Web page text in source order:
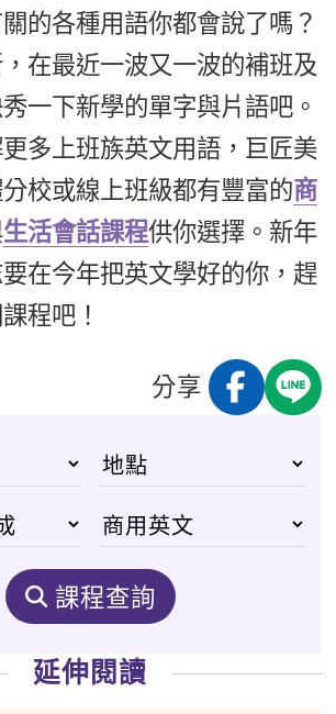
的各種用語你都會說了嗎？
在最近一波又一波的補班及
一下新學的單字與片語吧。
多上班族英文用語，巨匠美
校或線上班級都有豐富的商
生活會話課程供你選擇。新年
在今年把英文學好的你，趕
程吧！
分享
課程查詢
延伸閱讀